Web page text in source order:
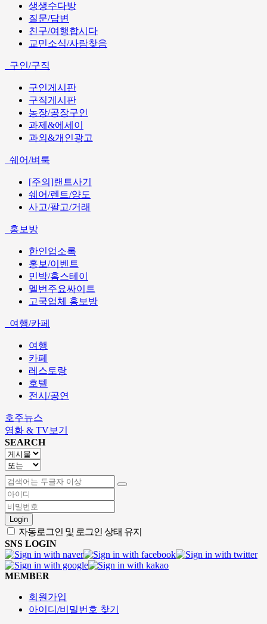
생생수다방
질문/답변
친구/여행합시다
교민소식/사람찾음
구인/구직
구인게시판
구직게시판
농장/공장구인
과제&에세이
과외&개인광고
쉐어/벼룩
[주의]랜트사기
쉐어/렌트/양도
사고/팔고/거래
홍보방
한인업소록
홍보/이벤트
민박/홈스테이
멜번주요싸이트
고국업체 홍보방
여행/카페
여행
카페
레스토랑
호텔
전시/공연
호주뉴스
영화 & TV보기
SEARCH
Login
자동로그인 및 로그인 상태 유지
SNS LOGIN
MEMBER
회원가입
아이디/비밀번호 찾기